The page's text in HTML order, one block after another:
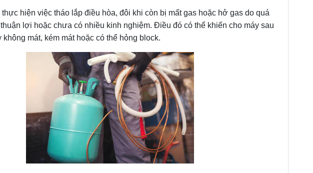
hiện việc tháo lắp điều hòa, đôi khi còn bị mất gas hoặc hở gas do quá
lợi hoặc chưa có nhiều kinh nghiệm. Điều đó có thể khiến cho máy sau
mát, kém mát hoặc có thể hỏng block.